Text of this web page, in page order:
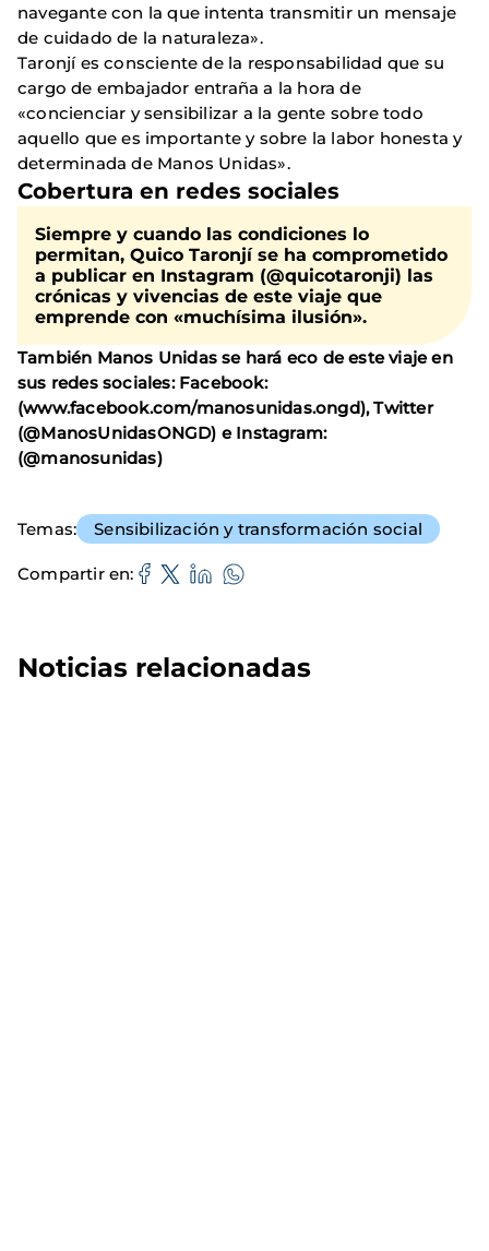
navegante con la que intenta transmitir un mensaje
de cuidado de la naturaleza».
Taronjí es consciente de la responsabilidad que su
cargo de embajador entraña a la hora de
«concienciar y sensibilizar a la gente sobre todo
aquello que es importante y sobre la labor honesta y
determinada de Manos Unidas».
Cobertura en redes sociales
Siempre y cuando las condiciones lo
permitan, Quico Taronjí se ha comprometido
a publicar en Instagram (@quicotaronji) las
crónicas y vivencias de este viaje que
emprende con «muchísima ilusión».
También Manos Unidas se hará eco de este viaje en
sus redes sociales: Facebook:
(www.facebook.com/manosunidas.ongd), Twitter
(@ManosUnidasONGD) e Instagram:
(@manosunidas)
Temas Sensibilización y transformación social
Compartir en
Noticias relacionadas